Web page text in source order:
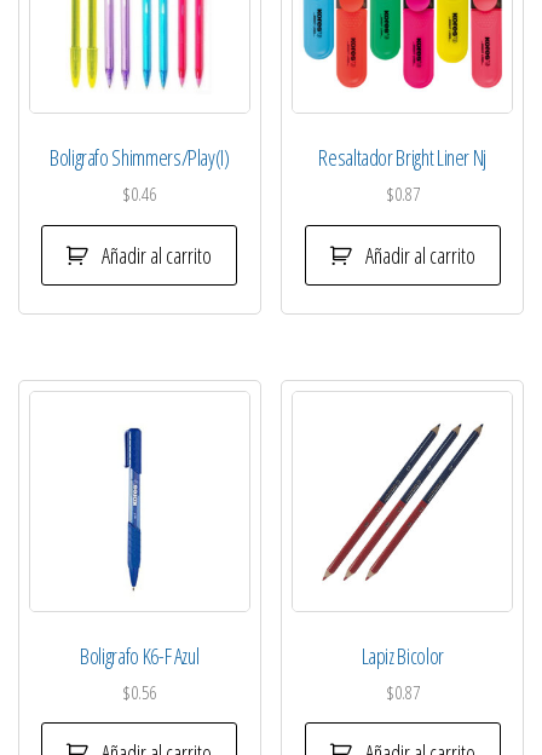
Boligrafo Shimmers/Play(I)
$0.46
Añadir al carrito
Resaltador Bright Liner Nj
$0.87
Añadir al carrito
Boligrafo K6-F Azul
$0.56
Lapiz Bicolor
$0.87